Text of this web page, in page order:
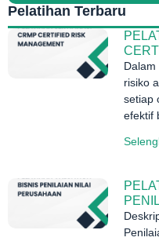
Pelatihan Terbaru
Dalam
risiko
setiap
efektif